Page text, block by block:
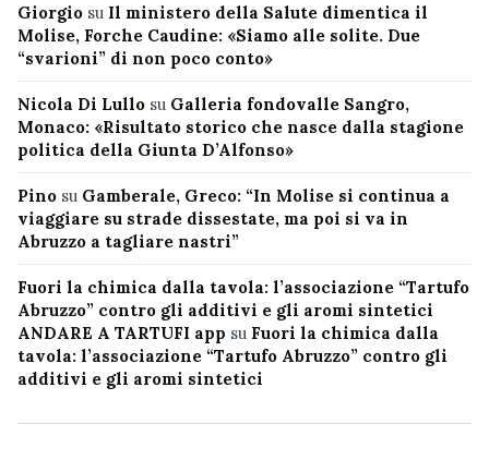
Giorgio su Il ministero della Salute dimentica il
Molise, Forche Caudine: «Siamo alle solite. Due
“svarioni” di non poco conto»
Nicola Di Lullo su Galleria fondovalle Sangro,
Monaco: «Risultato storico che nasce dalla stagione
politica della Giunta D’Alfonso»
Pino su Gamberale, Greco: “In Molise si continua a
viaggiare su strade dissestate, ma poi si va in
Abruzzo a tagliare nastri”
Fuori la chimica dalla tavola: l’associazione “Tartufo
Abruzzo” contro gli additivi e gli aromi sintetici
ANDARE A TARTUFI app su Fuori la chimica dalla
tavola: l’associazione “Tartufo Abruzzo” contro gli
additivi e gli aromi sintetici